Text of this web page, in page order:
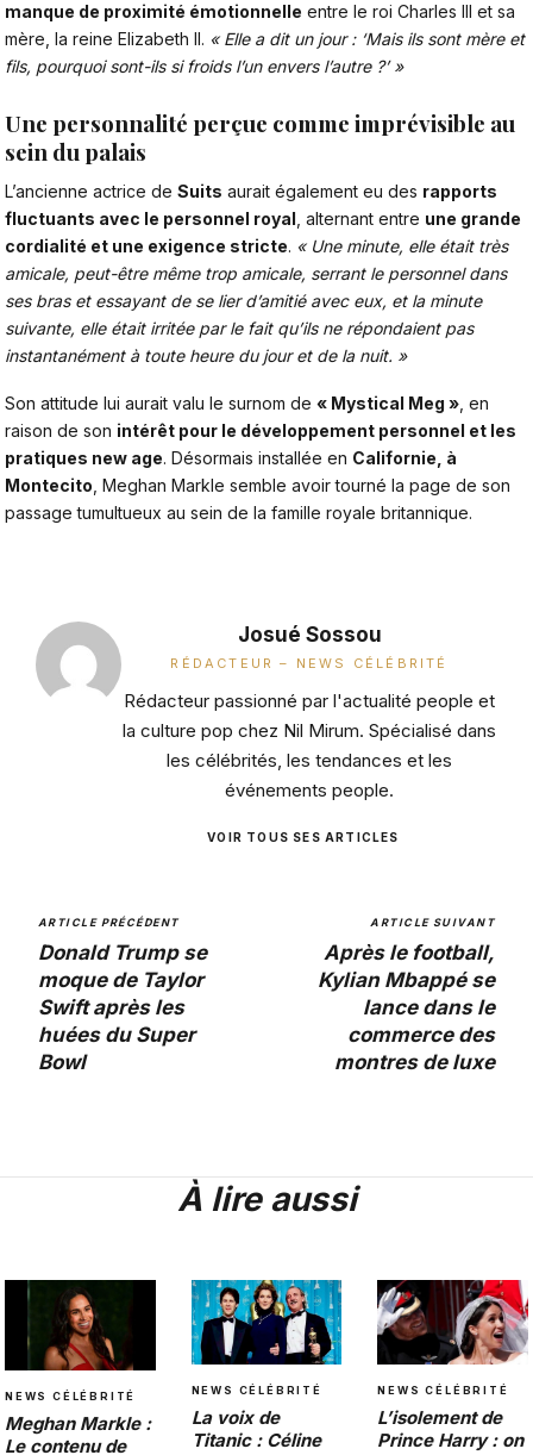
manque de proximité émotionnelle entre le roi Charles III et sa
mère, la reine Elizabeth II. « Elle a dit un jour : ‘Mais ils sont mère et
fils, pourquoi sont-ils si froids l’un envers l’autre ?’ »
Une personnalité perçue comme imprévisible au
sein du palais
L’ancienne actrice de Suits aurait également eu des rapports
fluctuants avec le personnel royal , alternant entre une grande
cordialité et une exigence stricte. « Une minute, elle était très
amicale, peut-être même trop amicale, serrant le personnel dans
ses bras et essayant de se lier d’amitié avec eux, et la minute
suivante, elle était irritée par le fait qu’ils ne répondaient pas
instantanément à toute heure du jour et de la nuit. »
Son attitude lui aurait valu le surnom de « Mystical Meg » , en
raison de son intérêt pour le développement personnel et les
pratiques new age. Désormais installée en Californie, à
Montecito Meghan Markle semble avoir tourné la page de son
passage tumultueux au sein de la famille royale britannique.
Josué Sossou
RÉDACTEUR – NEWS CÉLÉBRITÉ
Rédacteur passionné par l'actualité people et
la culture pop chez Nil Mirum. Spécialisé dans
les célébrités, les tendances et les
événements people.
VOIR TOUS SES ARTICLES
ARTICLE PRÉCÉDENT
Donald Trump se
moque de Taylor
Swift après les
huées du Super
Bowl
ARTICLE SUIVANT
Après le football,
Kylian Mbappé se
lance dans le
commerce des
montres de luxe
À lire aussi
NEWS CÉLÉBRITÉ
Meghan Markle :
Le contenu de
NEWS CÉLÉBRITÉ
La voix de
Titanic : Céline
NEWS CÉLÉBRITÉ
L’isolement de
Prince Harry : on